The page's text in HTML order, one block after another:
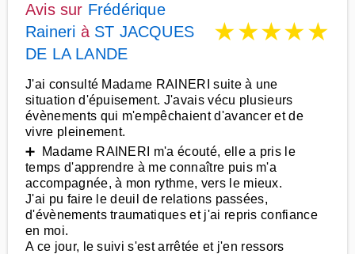
Avis sur Frédérique
Raineri à ST JACQUES
DE LA LANDE
★★★★★
J'ai consulté Madame RAINERI suite à une
situation d'épuisement. J'avais vécu plusieurs
évènements qui m'empêchaient d'avancer et de
vivre pleinement.
➕ Madame RAINERI m'a écouté, elle a pris le
temps d'apprendre à me connaître puis m'a
accompagnée, à mon rythme, vers le mieux.
J'ai pu faire le deuil de relations passées,
d'évènements traumatiques et j'ai repris confiance
en moi.
A ce jour, le suivi s'est arrêtée et j'en ressors